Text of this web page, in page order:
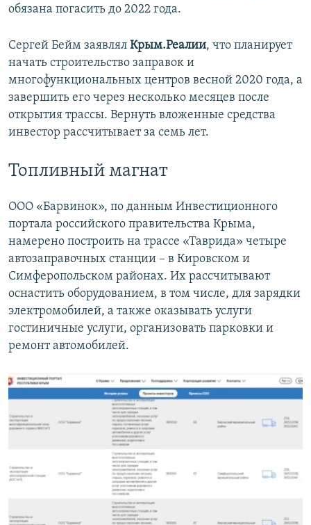
обязана погасить до 2022 года.
Сергей Бейм заявлял Крым.Реалии, что планирует
начать строительство заправок и
многофункциональных центров весной 2020 года, а
завершить его через несколько месяцев после
открытия трассы. Вернуть вложенные средства
инвестор рассчитывает за семь лет.
Топливный магнат
ООО «Барвинок», по данным Инвестиционного
портала российского правительства Крыма,
намерено построить на трассе «Таврида» четыре
автозаправочных станции – в Кировском и
Симферопольском районах. Их рассчитывают
оснастить оборудованием, в том числе, для зарядки
электромобилей, а также оказывать услуги
гостиничные услуги, организовать парковки и
ремонт автомобилей.